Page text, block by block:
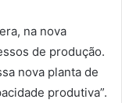
na nova
de produção.
nova planta de
produtiva”.